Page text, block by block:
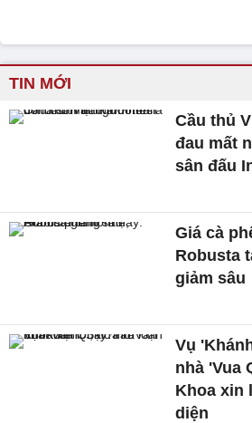
TIN MỚI
Cầu thủ
đau mất
sân đấu
Giá cà
Robusta
giảm sâu
Vụ
nhà 'Vua
Khoa xin
diện